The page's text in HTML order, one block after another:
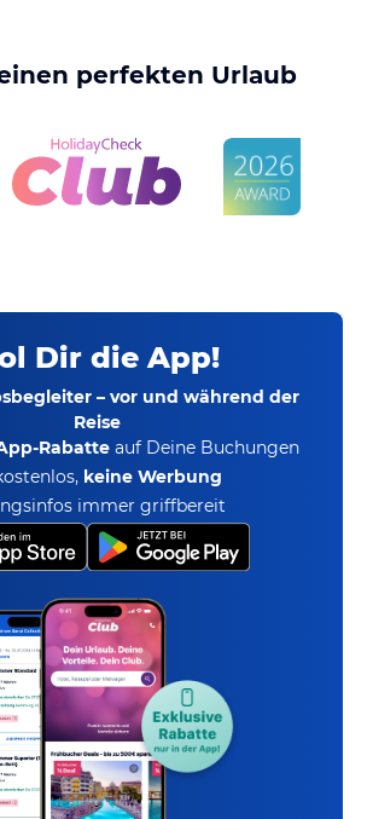
perfekten Urlaub
Dir die App!
– vor und während der
Reise
Rabatte auf Deine Buchungen
keine Werbung
immer griffbereit